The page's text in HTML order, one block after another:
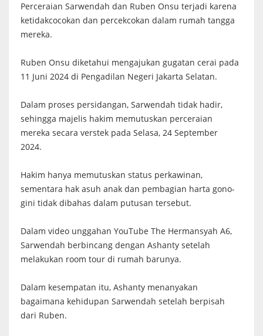
Perceraian Sarwendah dan Ruben Onsu terjadi karena
ketidakcocokan dan percekcokan dalam rumah tangga
mereka.
Ruben Onsu diketahui mengajukan gugatan cerai pada
11 Juni 2024 di Pengadilan Negeri Jakarta Selatan.
Dalam proses persidangan, Sarwendah tidak hadir,
sehingga majelis hakim memutuskan perceraian
mereka secara verstek pada Selasa, 24 September
2024.
Hakim hanya memutuskan status perkawinan,
sementara hak asuh anak dan pembagian harta gono-
gini tidak dibahas dalam putusan tersebut.
Dalam video unggahan YouTube The Hermansyah A6,
Sarwendah berbincang dengan Ashanty setelah
melakukan room tour di rumah barunya.
Dalam kesempatan itu, Ashanty menanyakan
bagaimana kehidupan Sarwendah setelah berpisah
dari Ruben.